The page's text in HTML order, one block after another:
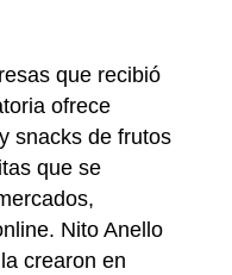
que recibió
ofrece
snacks de frutos
que se
Nito Anello
crearon en